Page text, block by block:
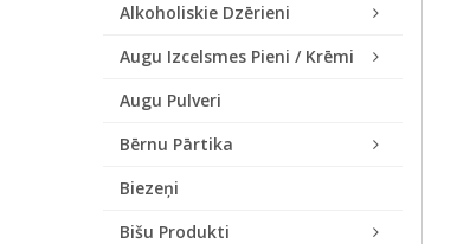
Alkoholiskie Dzērieni
Augu Izcelsmes Pieni / Krēmi
Augu Pulveri
Bērnu Pārtika
Biezeņi
Bišu Produkti